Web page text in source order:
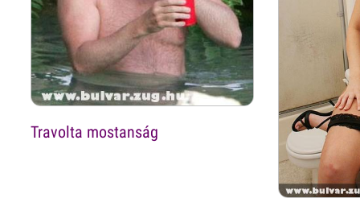
Travolta mostanság